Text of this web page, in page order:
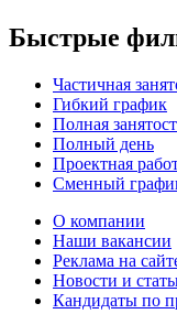
Быстрые
Частичная
Гибкий график
Полная
Полный день
Проектная
Сменный
О компании
Наши вакансии
Реклама на
Новости и
Кандидаты по